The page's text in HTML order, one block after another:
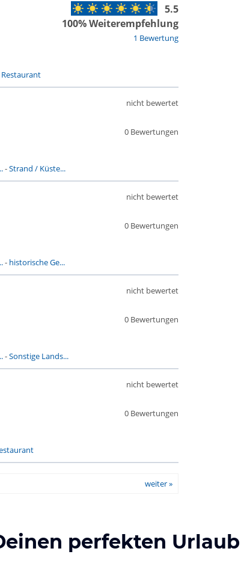
1 Bewertung
5.5
100% Weiterempfehlung
Restaurant
0 Bewertungen
nicht bewertet
-Strand / Küste...
0 Bewertungen
nicht bewertet
- historische Ge...
0 Bewertungen
nicht bewertet
-Sonstige Lands...
0 Bewertungen
nicht bewertet
weiter »
perfekten Urlaub